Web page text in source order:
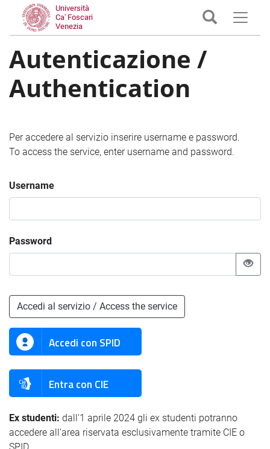
Università
Ca' Foscari
Venezia
Autenticazione /
Authentication
Per accedere al servizio inserire username e password.
To access the service, enter username and password.
Username
Password
Accedi al servizio / Access the service
Accedi con SPID
Entra con CIE
Ex studenti: dall'1 aprile 2024 gli ex studenti potranno
accedere all'area riservata esclusivamente tramite CIE o